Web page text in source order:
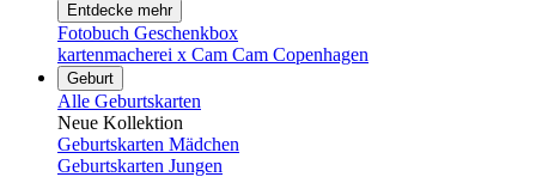
Entdecke mehr
Fotobuch Geschenkbox
kartenmacherei x Cam Cam Copenhagen
Geburt
Alle Geburtskarten
Neue Kollektion
Geburtskarten Mädchen
Geburtskarten Jungen